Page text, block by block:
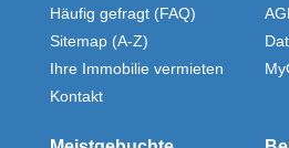
Häufig gefragt (FAQ)
Sitemap (A-Z)
Ihre Immobilie vermieten
Kontakt